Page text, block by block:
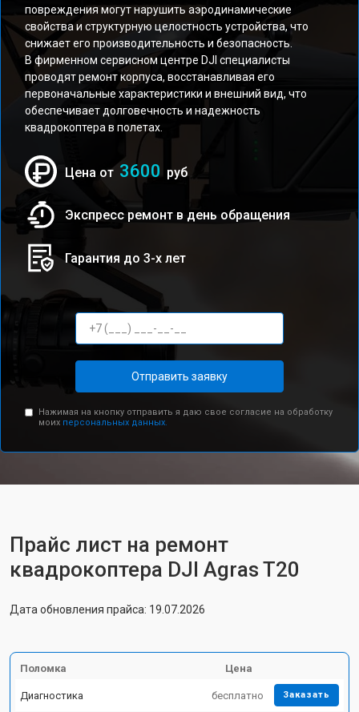
повреждения могут нарушить аэродинамические
свойства и структурную целостность устройства, что
снижает его производительность и безопасность.
В фирменном сервисном центре DJI специалисты
проводят ремонт корпуса, восстанавливая его
первоначальные характеристики и внешний вид, что
обеспечивает долговечность и надежность
квадрокоптера в полетах.
Цена от 3600 руб
Экспресс ремонт в день обращения
Гарантия до 3-х лет
Отправить заявку
Нажимая на кнопку отправить я даю свое согласие на обработку
моих персональных данных.
Прайс лист на ремонт
квадрокоптера DJI Agras T20
Дата обновления прайса: 19.07.2026
Поломка Цена
Диагностика бесплатно Заказать